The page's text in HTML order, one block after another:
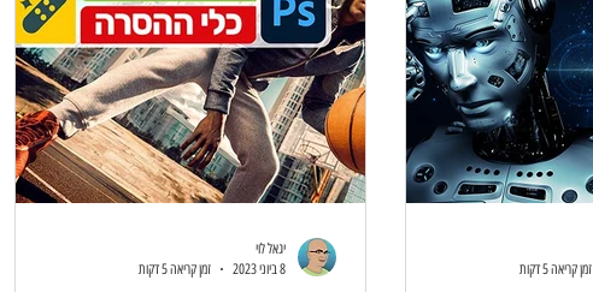
זמן קריאה 5 דקות
יגאל לוי
8 ביוני 2023
זמן קריאה 5 דקות